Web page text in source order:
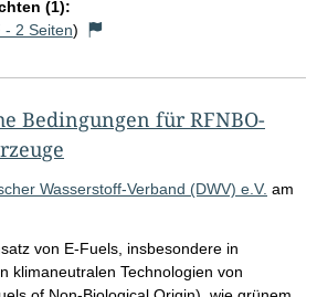
(1):
- 2 Seiten)
Bedingungen für RFNBO-
Wasserstoff-Verband (DWV) e.V. am
von E-Fuels, insbesondere in
klimaneutralen Technologien von